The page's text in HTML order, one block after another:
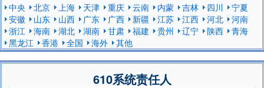
中央 北京 上海 天津 重庆 云南 内蒙 吉林 四川
宁夏
安徽
山东 山西 广东 广西 新疆 江苏 江西 河北
河南
浙江
海南 湖北 湖南 甘肃 福建 贵州 辽宁 陕西
青海
黑龙江
香港 全国 海外 其他
610系统责任人